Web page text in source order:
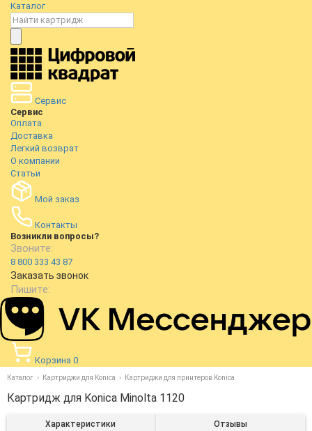
Каталог
Сервис
Сервис
Оплата
Доставка
Легкий возврат
О компании
Статьи
Мой заказ
Контакты
Возникли вопросы?
Звоните:
8 800 333 43 87
Заказать звонок
Пишите:
Корзина 0
Каталог Картриджи для Konica Картриджи для принтеров Konica
Картридж для Konica Minolta 1120
Характеристики Отзывы